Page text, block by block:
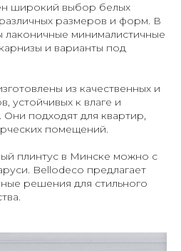
широкий выбор белых
размеров и форм. В
лаконичные минималистичные
и варианты под
из качественных и
устойчивых к влаге и
подходят для квартир,
помещений.
плинтус в Минске можно с
Bellodeco предлагает
решения для стильного